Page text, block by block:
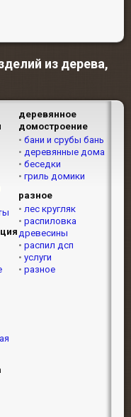
из дерева,
деревянное
домостроение
бани и срубы бань
деревянные дома
беседки
гриль домики
разное
лес кругляк
распиловка
древесины
распил дсп
услуги
разное